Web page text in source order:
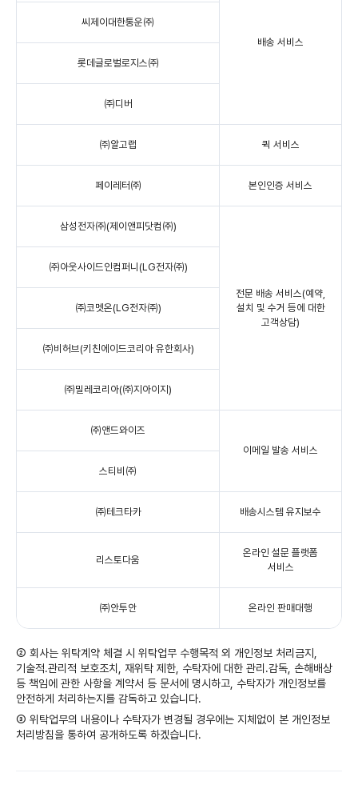
배송 서비스
씨제이대한통운㈜
롯데글로벌로지스㈜
㈜디버
㈜알고랩 퀵 서비스
페이레터㈜ 본인인증 서비스
삼성전자㈜(제이앤피닷컴㈜)
전문 배송 서비스(예약,
설치 및 수거 등에 대한
고객상담)
㈜아웃사이드인컴퍼니(LG전자㈜)
㈜코멧온(LG전자㈜)
㈜비허브(키친에이드코리아 유한회사)
㈜밀레코리아(㈜지아이지)
㈜앤드와이즈
이메일 발송 서비스
스티비㈜
㈜테크타카 배송시스템 유지보수
리스토다움
온라인 설문 플랫폼
서비스
㈜안투안 온라인 판매대행
② 회사는 위탁계약 체결 시 위탁업무 수행목적 외 개인정보 처리금지,
기술적․관리적 보호조치, 재위탁 제한, 수탁자에 대한 관리․감독, 손해배상
등 책임에 관한 사항을 계약서 등 문서에 명시하고, 수탁자가 개인정보를
안전하게 처리하는지를 감독하고 있습니다.
③ 위탁업무의 내용이나 수탁자가 변경될 경우에는 지체없이 본 개인정보
처리방침을 통하여 공개하도록 하겠습니다.